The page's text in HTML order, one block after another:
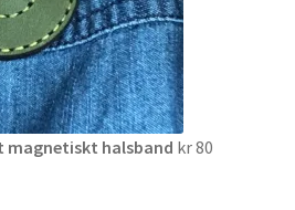
magnetiskt halsband kr80